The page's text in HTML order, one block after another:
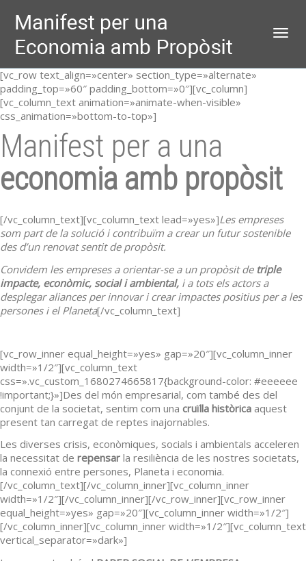
[vc_row text_align=»center» section_type=»alternate»
padding_top=»60″ padding_bottom=»0″][vc_column]
[vc_column_text animation=»animate-when-visible»
css_animation=»bottom-to-top»]
Manifest per a una
economia amb propòsit
[/vc_column_text][vc_column_text lead=»yes»]Les empreses
som part de la solució i contribuïm a crear un futur sostenible
des d’un renovat sentit de propòsit.
Convidem les empreses a orientar-se a un propòsit de triple
impacte, econòmic, social i ambiental, i a tots els actors a
desplegar aliances per innovar i crear impactes positius per a les
persones i el Planeta[/vc_column_text]
[vc_row_inner equal_height=»yes» gap=»20″][vc_column_inner
width=»1/2″][vc_column_text
css=».vc_custom_1680274665817{background-color: #eeeeee
!important;}»]Des del món empresarial, com també des del
conjunt de la societat, sentim com una cruïlla històrica aquest
present tan carregat de reptes inajornables.
Les diverses crisis, econòmiques, socials i ambientals acceleren
la necessitat de repensar la resiliència de les nostres societats,
la connexió entre persones, Planeta i economia.
[/vc_column_text][/vc_column_inner][vc_column_inner
width=»1/2″][/vc_column_inner][/vc_row_inner][vc_row_inner
equal_height=»yes» gap=»20″][vc_column_inner width=»1/2″]
[/vc_column_inner][vc_column_inner width=»1/2″][vc_column_text
vertical_separator=»dark»]